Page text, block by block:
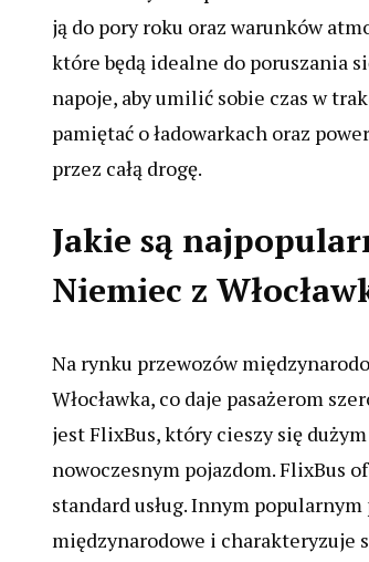
ją do pory roku oraz warunków
które będą idealne do poruszania
napoje, aby umilić sobie czas w
pamiętać o ładowarkach oraz
przez całą drogę.
Jakie są
Niemiec z
Na rynku przewozów
Włocławka, co daje pasażerom
jest FlixBus, który cieszy się
nowoczesnym pojazdom. FlixBus
standard usług. Innym
międzynarodowe i